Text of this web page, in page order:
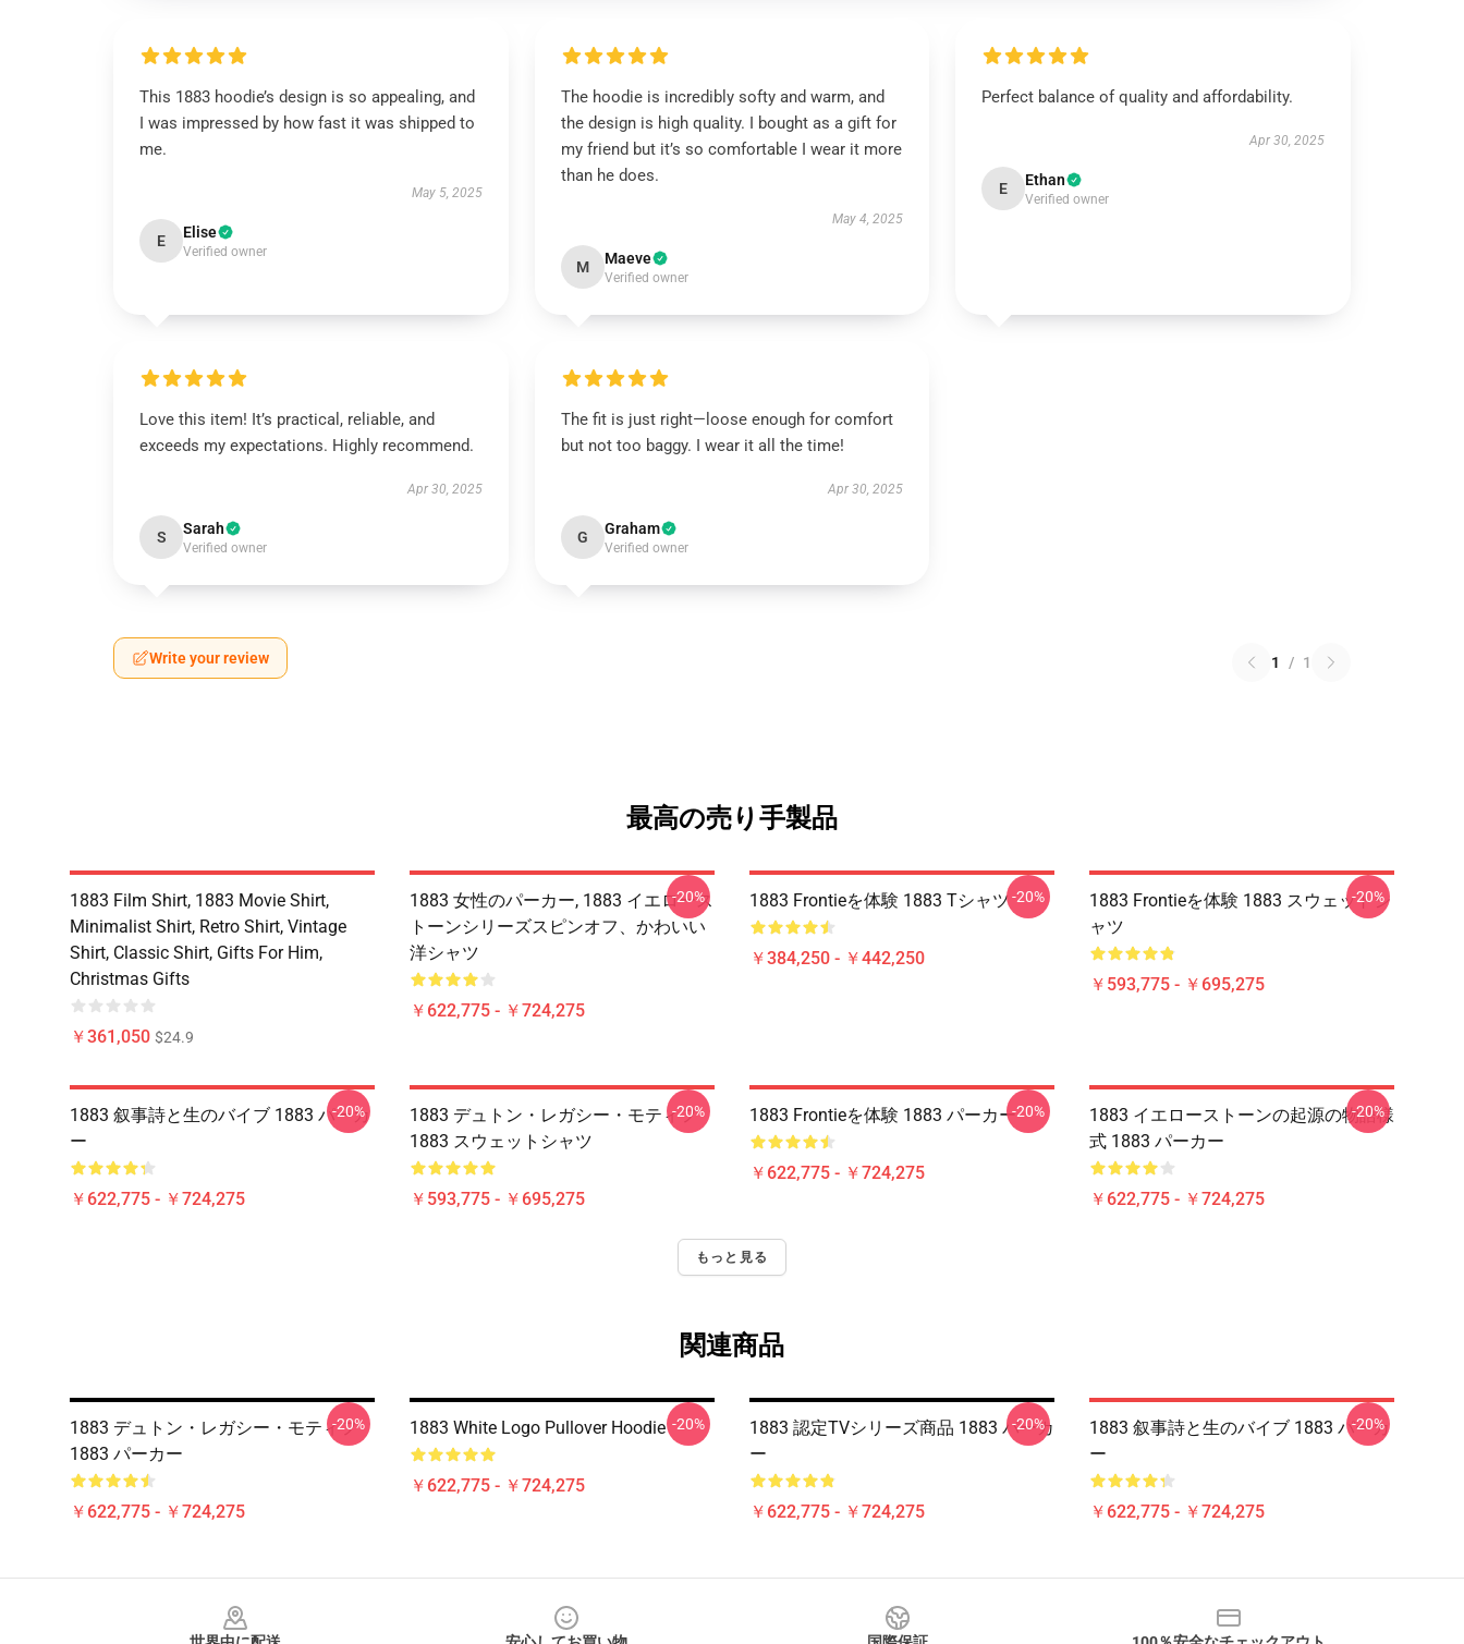
This 1883 hoodie’s design is so appealing, and
I was impressed by how fast it was shipped to
me.
May 5, 2025
E Elise
Verified owner
The hoodie is incredibly softy and warm, and
the design is high quality. I bought as a gift for
my friend but it’s so comfortable I wear it more
than he does.
May 4, 2025
M Maeve
Verified owner
Perfect balance of quality and affordability.
Apr 30, 2025
E Ethan
Verified owner
Love this item! It’s practical, reliable, and
exceeds my expectations. Highly recommend.
Apr 30, 2025
S Sarah
Verified owner
The fit is just right—loose enough for comfort
but not too baggy. I wear it all the time!
Apr 30, 2025
G Graham
Verified owner
Write your review 1 / 1
最高の売り手製品
1883 Film Shirt, 1883 Movie Shirt,
Minimalist Shirt, Retro Shirt, Vintage
Shirt, Classic Shirt, Gifts For Him,
Christmas Gifts
￥361,050 $24.9
1883 女性のパーカー, 1883 イエロース
トーンシリーズスピンオフ、かわいい
洋シャツ
￥622,775 - ￥724,275
-20% 1883 Frontieを体験 1883 Tシャツ
￥384,250 - ￥442,250
-20%
1883 Frontieを体験 1883 スウェットシ
ャツ
￥593,775 - ￥695,275
-20%
1883 叙事詩と生のバイブ 1883 パーカ
ー
￥622,775 - ￥724,275
-20%
1883 デュトン・レガシー・モティフ
1883 スウェットシャツ
￥593,775 - ￥695,275
-20% 1883 Frontieを体験 1883 パーカー
￥622,775 - ￥724,275
-20%
1883 イエローストーンの起源の物語様
式 1883 パーカー
￥622,775 - ￥724,275
-20%
もっと見る
関連商品
1883 デュトン・レガシー・モティフ
1883 パーカー
￥622,775 - ￥724,275
-20% 1883 White Logo Pullover Hoodie
￥622,775 - ￥724,275
-20%
1883 認定TVシリーズ商品 1883 パーカ
ー
￥622,775 - ￥724,275
-20%
1883 叙事詩と生のバイブ 1883 パーカ
ー
￥622,775 - ￥724,275
-20%